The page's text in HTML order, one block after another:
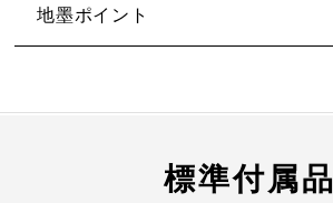
地墨ポイント
標準付属品